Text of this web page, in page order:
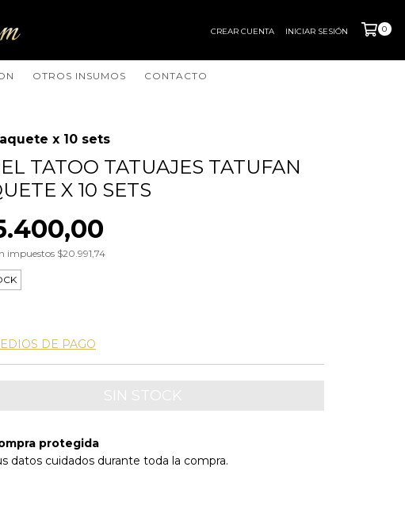
CREAR CUENTA INICIAR SESIÓN 0
OTROS INSUMOS CONTACTO
x 10 sets
TATOO TATUAJES TATUFAN
X 10 SETS
impuestos $20.991,74
DE PAGO
protegida
datos cuidados durante toda la compra.